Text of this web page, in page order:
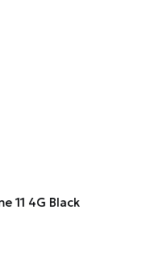
11 4G Black